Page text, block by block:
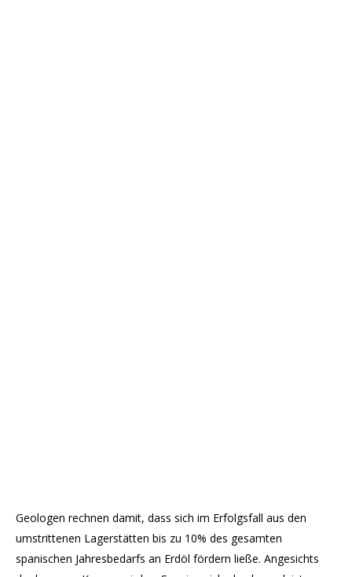
Geologen rechnen damit, dass sich im Erfolgsfall aus den
umstrittenen Lagerstätten bis zu 10% des gesamten
spanischen Jahresbedarfs an Erdöl fördern ließe. Angesichts